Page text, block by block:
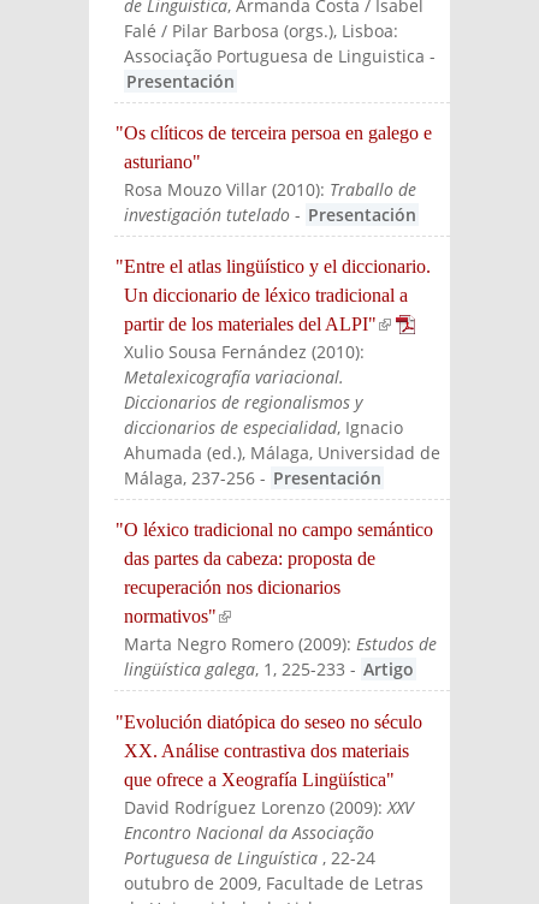
de Linguistica, Armanda Costa / Isabel
Falé / Pilar Barbosa (orgs.), Lisboa:
Associação Portuguesa de Linguistica -
Presentación
"Os clíticos de terceira persoa en galego e
asturiano"
Rosa Mouzo Villar (2010): Traballo de
investigación tutelado - Presentación
"Entre el atlas lingüístico y el diccionario.
Un diccionario de léxico tradicional a
partir de los materiales del ALPI"(link is
Xulio Sousa Fernández (2010):
Metalexicografía variacional.
Diccionarios de regionalismos y
diccionarios de especialidad, Ignacio
Ahumada (ed.), Málaga, Universidad de
Málaga, 237-256 - Presentación
"O léxico tradicional no campo semántico
das partes da cabeza: proposta de
recuperación nos dicionarios
normativos"(link is external)
Marta Negro Romero(2009):Estudos de
lingüística galega, 1, 225-233 - Artigo
"Evolución diatópica do seseo no século
XX. Análise contrastiva dos materiais
que ofrece a Xeografía Lingüística"
David Rodríguez Lorenzo (2009):XXV
Encontro Nacional da Associação
Portuguesa de Linguística , 22-24
outubro de 2009, Facultade de Letras